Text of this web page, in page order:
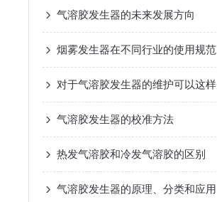
气溶胶发生器的未来发展方向
烟雾发生器在不同行业的使用规范
气溶胶发生器的校准方法
热发气溶胶和冷发气溶胶的区别
气溶胶发生器的原理、分类和应用